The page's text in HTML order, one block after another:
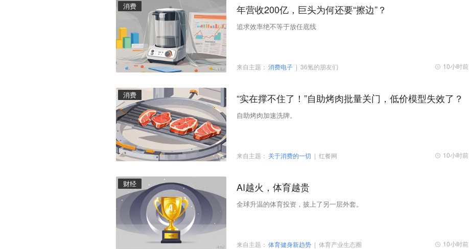
消费 年营收200亿，巨头为何还要“擦边”？
追求效率绝不等于放任底线
来自主题： 消费电子 | 36氪的朋友们 10小时前
消费 “实在撑不住了！”自助烤肉批量关门，低价模型失效了？
自助烤肉加速洗牌。
来自主题： 关于消费的一切 | 红餐网 10小时前
财经 AI越火，体育越贵
全球升温的体育投资，披上了另一层外套。
来自主题： 体育健身新趋势 | 体育产业生态圈 10小时前